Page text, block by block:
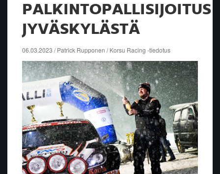
PALKINTOPALLISIJOITUS
JYVÄSKYLÄSTÄ
06.03.2023 / Patrick Rupponen / Korsu Racing -tiedotus